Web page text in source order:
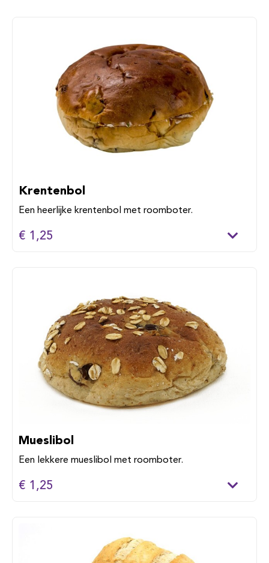
Krentenbol
Een heerlijke krentenbol met roomboter.
€ 1,25
Mueslibol
Een lekkere mueslibol met roomboter.
€ 1,25